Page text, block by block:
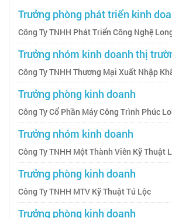
Trưởng phòng phát triển kinh
Công Ty TNHH Phát Triển Công Nghệ
Trưởng nhóm kinh doanh thị
Công Ty TNHH Thương Mại Xuất Nhập
Trưởng phòng kinh doanh
Công Ty Cổ Phần Máy Công Trình Phúc
Trưởng nhóm kinh doanh
Công Ty TNHH Một Thành Viên Kỹ Thuật
Trưởng phòng kinh doanh
Công Ty TNHH MTV Kỹ Thuật Tú Lộc
Trưởng phòng kinh doanh